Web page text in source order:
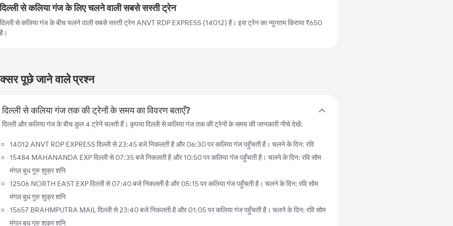
दिल्ली से कलिया गंज के लिए चलने वाली सबसे सस्ती ट्रेन
दिल्ली से कलिया गंज के बीच चलने वाली सबसे सस्ती ट्रेन ANVT RDP EXPRESS (14012) है। इस ट्रेन का न्यूनतम किराया ₹650
है।
पूछे जाने वाले प्रश्न
दिल्ली से कलिया गंज तक की ट्रेनों के समय का विवरण बताएँ?
दिल्ली और कलिया गंज के बीच कुल 4 ट्रेनें चलती हैं। कृपया दिल्ली से कलिया गंज तक की ट्रेनों के समय की जानकारी नीचे देखें:
14012 ANVT RDP EXPRESS दिल्ली से 23:45 बजे निकलती है और 06:30 पर कलिया गंज पहुँचती है। चलने के दिन: रवि
15484 MAHANANDA EXP दिल्ली से 07:35 बजे निकलती है और 10:50 पर कलिया गंज पहुँचती है। चलने के दिन: रवि सोम
मंगल बुध गुरु शुक्र शनि
12506 NORTH EAST EXP दिल्ली से 07:40 बजे निकलती है और 05:15 पर कलिया गंज पहुँचती है। चलने के दिन: रवि सोम
मंगल बुध गुरु शुक्र शनि
15657 BRAHMPUTRA MAIL दिल्ली से 23:40 बजे निकलती है और 01:05 पर कलिया गंज पहुँचती है। चलने के दिन: रवि सोम
मंगल बुध गुरु शुक्र शनि